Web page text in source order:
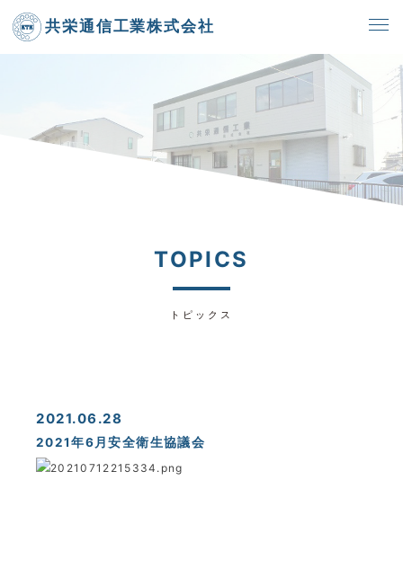
共栄通信工業株式会社
TOPICS
トピックス
2021.06.28
2021年6月安全衛生協議会